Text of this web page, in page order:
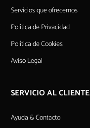
Servicios que ofrecemos
Política de Privacidad
Política de Cookies
Aviso Legal
SERVICIO AL CLIENTE
Ayuda & Contacto